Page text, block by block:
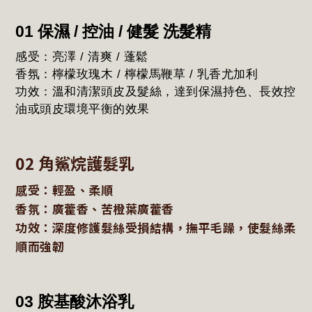
01 保濕 / 控油 / 健髮 洗髮精
感受：亮澤 / 清爽 / 蓬鬆
香氛：檸檬玫瑰木 / 檸檬馬鞭草 / 乳香尤加利
功效：溫和清潔頭皮及髮絲，達到保濕持色、長效控
油或頭皮環境平衡的效果
02 角鯊烷護髮乳
感受：輕盈、柔順
香氛：廣藿香、苦橙葉廣藿香
功效：深度修護髮絲受損結構，撫平毛躁，使髮絲柔
順而強韌
03 胺基酸沐浴乳